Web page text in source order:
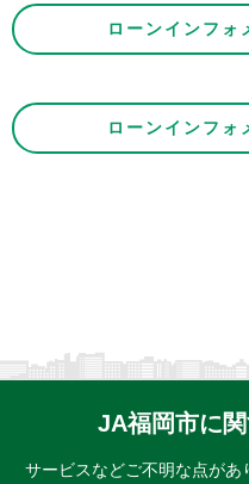
ローンインフォ
ローンインフォ
JA福岡市に
サービスなどご不明な点があ